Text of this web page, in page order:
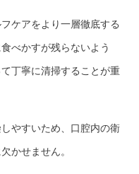
ケアをより一層徹底する
べかすが残らないよう
丁寧に清掃することが重
やすいため、口腔内の衛
かせません。